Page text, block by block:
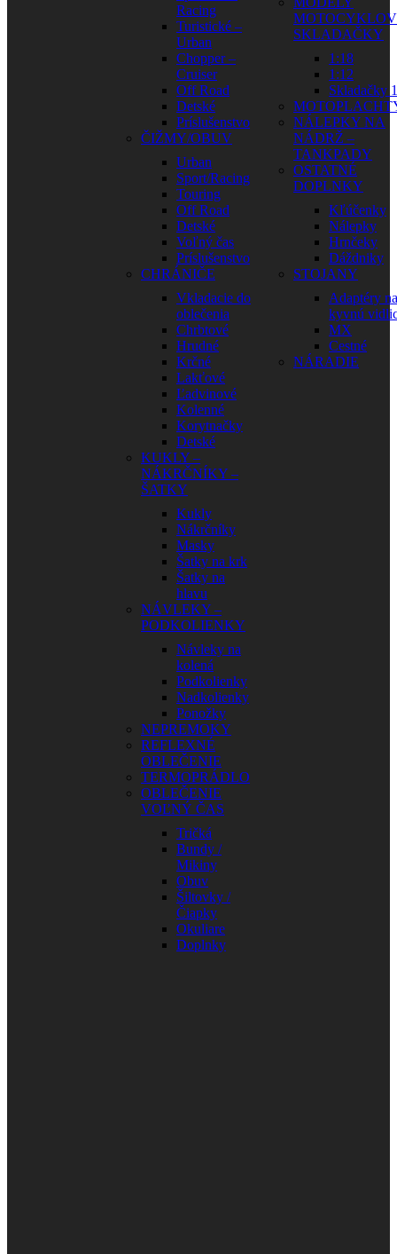
Racing
Turistické –
Urban
Chopper –
Cruiser
Off Road
Detské
Príslušenstvo
ČIŽMY/OBUV
Urban
Sport/Racing
Touring
Off Road
Detské
Voľný čas
Príslušenstvo
CHRÁNIČE
Vkladacie do
oblečenia
Chrbtové
Hrudné
Krčné
Lakťové
Ľadvinové
Kolenné
Korytnačky
Detské
KUKLY –
NÁKRČNÍKY –
ŠATKY
Kukly
Nákrčníky
Masky
Šatky na krk
Šatky na
hlavu
NÁVLEKY –
PODKOLIENKY
Návleky na
kolená
Podkolienky
Nadkolienky
Ponožky
NEPREMOKY
REFLEXNÉ
OBLEČENIE
TERMOPRÁDLO
OBLEČENIE
VOĽNÝ ČAS
Tričká
Bundy /
Mikiny
Obuv
Šiltovky /
Čiapky
Okuliare
Doplnky
SKLADAČKY
1:18
1:12
Skladačky
NÁLEPKY NA
NÁDRŽ –
TANKPADY
OSTATNÉ
DOPLNKY
Kľúčenky
Nálepky
Hrnčeky
Dáždniky
STOJANY
Adaptéry na
kyvnú
MX
Cestné
NÁRADIE